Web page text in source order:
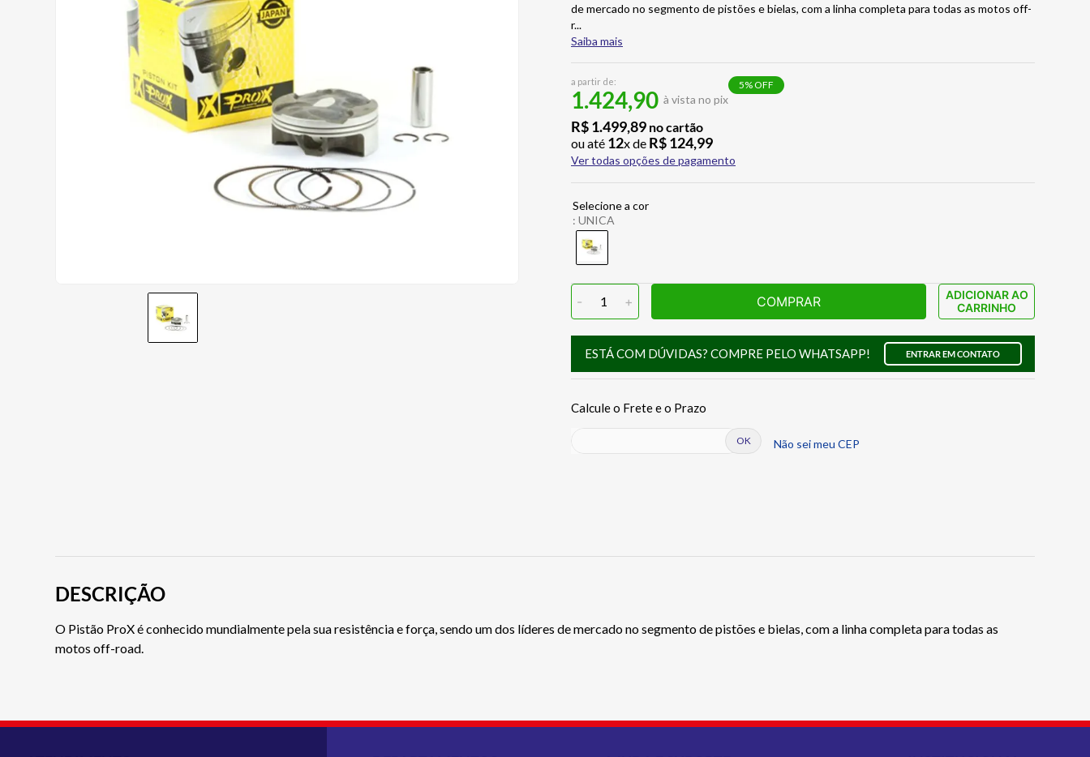
de mercado no segmento de pistões e bielas, com a linha completa para todas as motos off-
r...
Saiba mais
a partir de:
1.424,90 à vista no pix
5% OFF
R$1.499,89 no cartão
ou até 12x de R$124,99
Ver todas opções de pagamento
: UNICA
- 1 + COMPRAR
ADICIONAR AO
CARRINHO
ESTÁ COM DÚVIDAS? COMPRE PELO WHATSAPP! ENTRAR EM CONTATO
Não sei meu CEP
DESCRIÇÃO
O Pistão ProX é conhecido mundialmente pela sua resistência e força, sendo um dos líderes de mercado no segmento de pistões e bielas, com a linha completa para todas as
motos off-road.
AIROH
BOTAS